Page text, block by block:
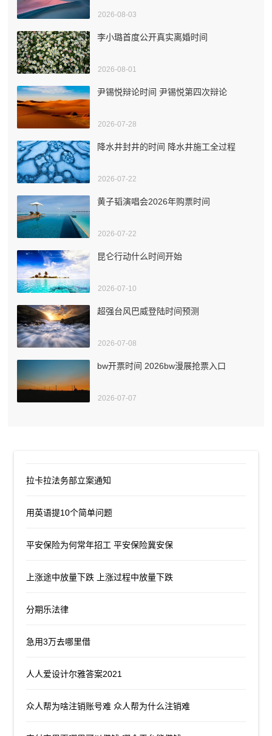
2026-08-03
李小璐首度公开真实离婚时间
2026-08-01
尹锡悦辩论时间 尹锡悦第四次辩论
2026-07-28
降水井封井的时间 降水井施工全过程
2026-07-22
黄子韬演唱会2026年购票时间
2026-07-22
昆仑行动什么时间开始
2026-07-10
超强台风巴威登陆时间预测
2026-07-08
bw开票时间 2026bw漫展抢票入口
2026-07-07
拉卡拉法务部立案通知
用英语提10个简单问题
平安保险为何常年招工 平安保险冀安保
上涨途中放量下跌 上涨过程中放量下跌
分期乐法律
急用3万去哪里借
人人爱设计尔雅答案2021
众人帮为啥注销账号难 众人帮为什么注销难